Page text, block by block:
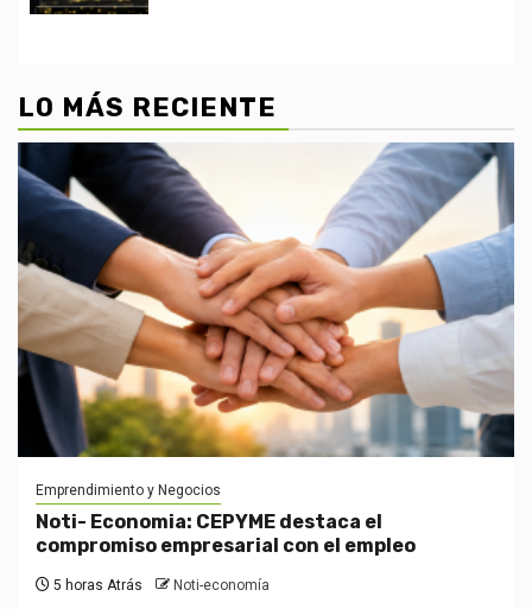
LO MÁS RECIENTE
Emprendimiento y Negocios
Noti- Economia: CEPYME destaca el
compromiso empresarial con el empleo
5 horas Atrás Noti-economía